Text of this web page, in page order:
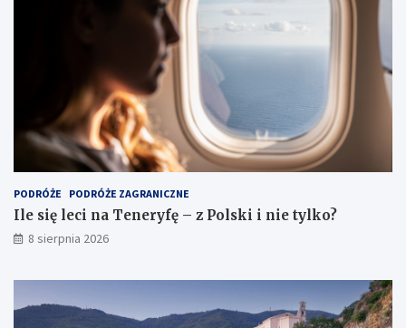
PODRÓŻE PODRÓŻE ZAGRANICZNE
Ile się leci na Teneryfę – z Polski i nie tylko?
8 sierpnia 2026